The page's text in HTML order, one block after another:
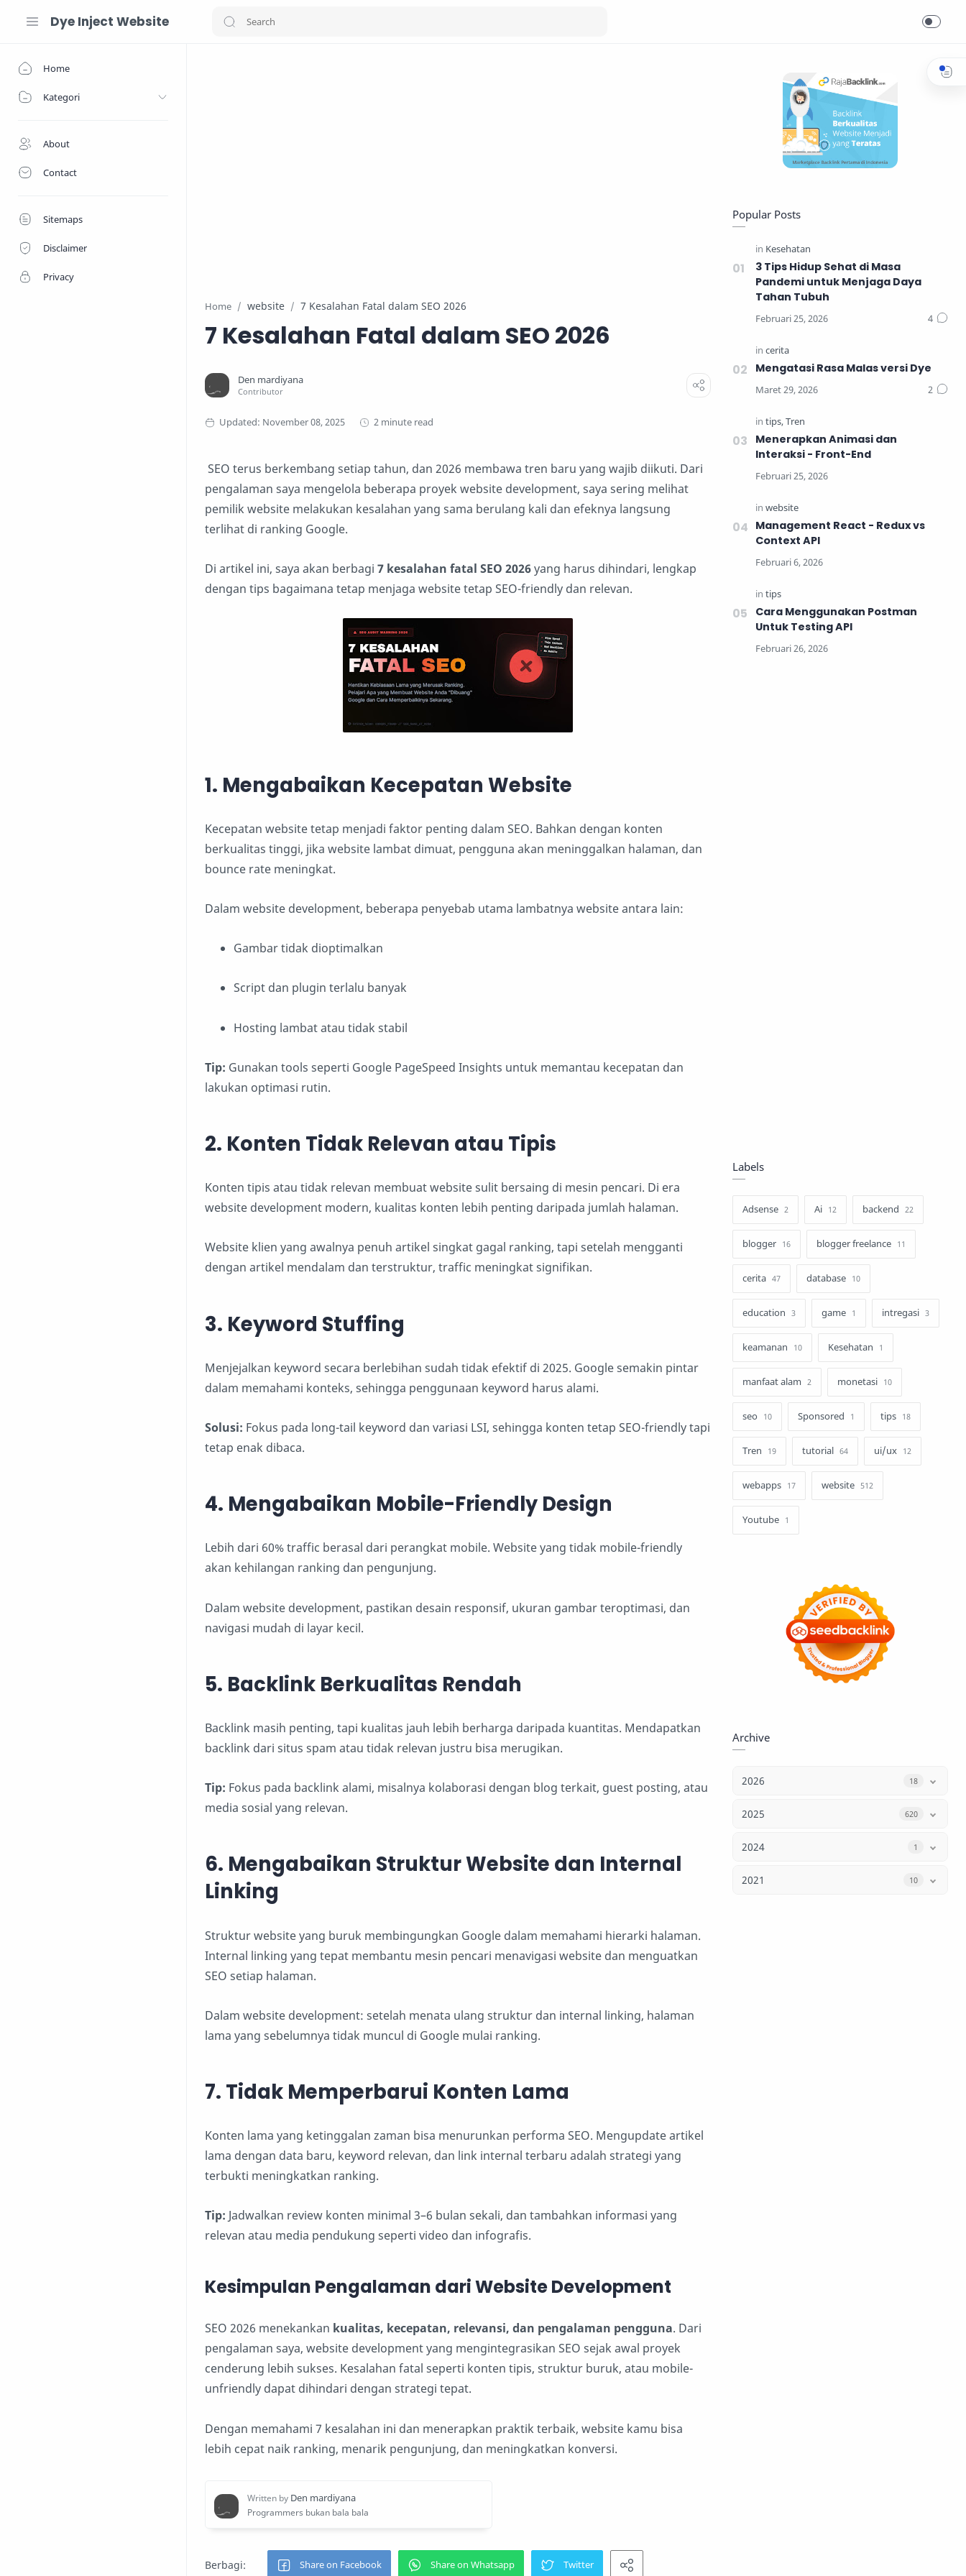
Dye Inject Website
Home
Kategori
About
Contact
Sitemaps
Disclaimer
Privacy
Home website 7 Kesalahan Fatal dalam SEO 2026
7 Kesalahan Fatal dalam SEO 2026
2 minute read
SEO terus berkembang setiap tahun, dan 2026 membawa tren baru yang wajib diikuti. Dari
pengalaman saya mengelola beberapa proyek website development, saya sering melihat
pemilik website melakukan kesalahan yang sama berulang kali dan efeknya langsung
terlihat di ranking Google.
Di artikel ini, saya akan berbagi 7 kesalahan fatal SEO 2026yang harus dihindari, lengkap
dengan tips bagaimana tetap menjaga website tetap SEO-friendly dan relevan.
1. Mengabaikan Kecepatan Website
Kecepatan website tetap menjadi faktor penting dalam SEO. Bahkan dengan konten
berkualitas tinggi, jika website lambat dimuat, pengguna akan meninggalkan halaman, dan
bounce rate meningkat.
Dalam website development, beberapa penyebab utama lambatnya website antara lain:
Gambar tidak dioptimalkan
Script dan plugin terlalu banyak
Hosting lambat atau tidak stabil
Tip: Gunakan tools seperti Google PageSpeed Insights untuk memantau kecepatan dan
lakukan optimasi rutin.
2. Konten Tidak Relevan atau Tipis
Konten tipis atau tidak relevan membuat website sulit bersaing di mesin pencari. Di era
website development modern, kualitas konten lebih penting daripada jumlah halaman.
Website klien yang awalnya penuh artikel singkat gagal ranking, tapi setelah mengganti
dengan artikel mendalam dan terstruktur, traffic meningkat signifikan.
3. Keyword Stuffing
Menjejalkan keyword secara berlebihan sudah tidak efektif di 2025. Google semakin pintar
dalam memahami konteks, sehingga penggunaan keyword harus alami.
Solusi: Fokus pada long-tail keyword dan variasi LSI, sehingga konten tetap SEO-friendly tapi
tetap enak dibaca.
4. Mengabaikan Mobile-Friendly Design
Lebih dari 60% traffic berasal dari perangkat mobile. Website yang tidak mobile-friendly
akan kehilangan ranking dan pengunjung.
Dalam website development, pastikan desain responsif, ukuran gambar teroptimasi, dan
navigasi mudah di layar kecil.
5. Backlink Berkualitas Rendah
Backlink masih penting, tapi kualitas jauh lebih berharga daripada kuantitas. Mendapatkan
backlink dari situs spam atau tidak relevan justru bisa merugikan.
Tip: Fokus pada backlink alami, misalnya kolaborasi dengan blog terkait, guest posting, atau
media sosial yang relevan.
6. Mengabaikan Struktur Website dan Internal
Linking
Struktur website yang buruk membingungkan Google dalam memahami hierarki halaman.
Internal linking yang tepat membantu mesin pencari menavigasi website dan menguatkan
SEO setiap halaman.
Dalam website development: setelah menata ulang struktur dan internal linking, halaman
lama yang sebelumnya tidak muncul di Google mulai ranking.
7. Tidak Memperbarui Konten Lama
Konten lama yang ketinggalan zaman bisa menurunkan performa SEO. Mengupdate artikel
lama dengan data baru, keyword relevan, dan link internal terbaru adalah strategi yang
terbukti meningkatkan ranking.
Tip: Jadwalkan review konten minimal 3–6 bulan sekali, dan tambahkan informasi yang
relevan atau media pendukung seperti video dan infografis.
Kesimpulan Pengalaman dari Website Development
SEO 2026 menekankan kualitas, kecepatan, relevansi, dan pengalaman pengguna. Dari
pengalaman saya, website development yang mengintegrasikan SEO sejak awal proyek
cenderung lebih sukses. Kesalahan fatal seperti konten tipis, struktur buruk, atau mobile-
unfriendly dapat dihindari dengan strategi tepat.
Dengan memahami 7 kesalahan ini dan menerapkan praktik terbaik, website kamu bisa
lebih cepat naik ranking, menarik pengunjung, dan meningkatkan konversi.
Popular Posts
3 Tips Hidup Sehat di Masa
Pandemi untuk Menjaga Daya
Tahan Tubuh
Mengatasi Rasa Malas versi Dye
Menerapkan Animasi dan
Interaksi - Front-End
Management React - Redux vs
Context API
Cara Menggunakan Postman
Untuk Testing API
Labels
Adsense 2 Ai 12 backend 22
blogger 16 blogger freelance 11
cerita 47 database 10
education 3 game 1 intregasi 3
keamanan 10 Kesehatan 1
manfaat alam 2 monetasi 10
seo 10 Sponsored 1 tips 18
Tren 19 tutorial 64 ui/ux 12
webapps 17 website 512
Youtube 1
Archive
2026 18
2025 620
2024 1
2021 10